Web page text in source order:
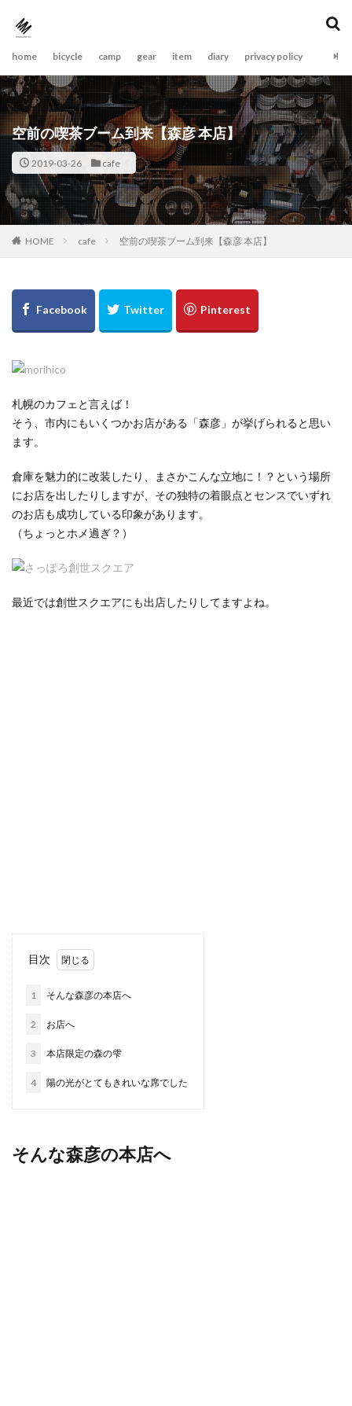
home bicycle camp gear item diary privacy policy
空前の喫茶ブーム到来【森彦 本店】
2019-03-26 cafe
HOME cafe 空前の喫茶ブーム到来【森彦 本店】
札幌のカフェと言えば！
そう、市内にもいくつかお店がある「森彦」が挙げられると思い
ます。
倉庫を魅力的に改装したり、まさかこんな立地に！？という場所
にお店を出したりしますが、その独特の着眼点とセンスでいずれ
のお店も成功している印象があります。
（ちょっとホメ過ぎ？）
最近では創世スクエアにも出店したりしてますよね。
目次
1 そんな森彦の本店へ
2 お店へ
3 本店限定の森の雫
4 陽の光がとてもきれいな席でした
そんな森彦の本店へ